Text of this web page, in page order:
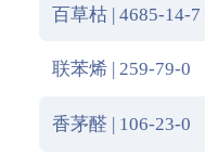
百草枯 | 4685-14-7
联苯烯 | 259-79-0
香茅醛 | 106-23-0